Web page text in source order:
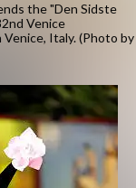
the "Den Sidste
Venice
Italy. (Photo by